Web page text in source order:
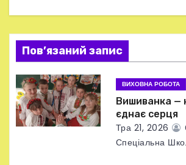
і
я
з
а
п
Пов’язаний запис
ВИХОВНА РОБОТА
Вишиванка —
єднає серця
Тра 21, 2026
Спеціальна